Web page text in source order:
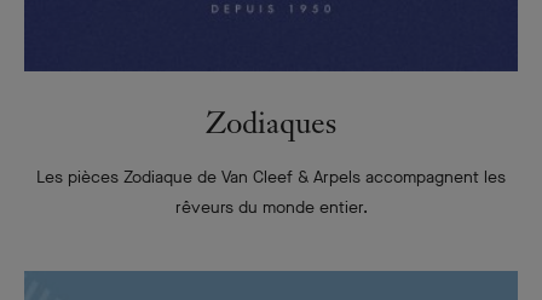
Zodiaques
Les pièces Zodiaque de Van Cleef & Arpels accompagnent les
rêveurs du monde entier.